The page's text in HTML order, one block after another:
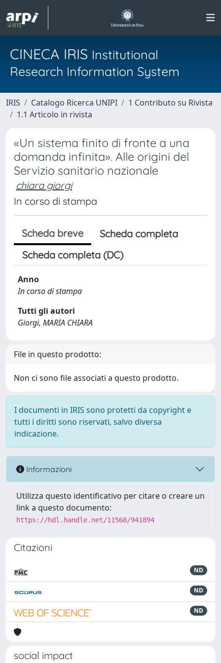
CINECA IRIS Institutional
Research Information System
IRIS Catalogo Ricerca UNIPI
1 Contributo su Rivista
1.1 Articolo in rivista
«Un sistema finito di fronte a una
domanda infinita». Alle origini del
Servizio sanitario nazionale
chiara giorgi
In corso di stampa
Scheda breve
Scheda completa
Scheda completa (DC)
Anno
In corso di stampa
Tutti gli autori
Giorgi, MARIA CHIARA
File in questo prodotto:
Non ci sono file associati a questo prodotto.
I documenti in IRIS sono protetti da copyright e
tutti i diritti sono riservati, salvo diversa
indicazione.
Informazioni
Utilizza questo identificativo per citare o creare un
link a questo documento:
https://hdl.handle.net/11568/941894
Citazioni
ND
ND
ND
social impact